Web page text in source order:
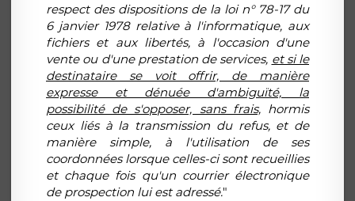
respect des dispositions de la loi n° 78-17 du
6 janvier 1978 relative à l'informatique, aux
fichiers et aux libertés, à l'occasion d'une
vente ou d'une prestation de services, et si le
destinataire se voit offrir, de manière
expresse et dénuée d'ambiguïté, la
possibilité de s'opposer, sans frais,hormis
ceux liés à la transmission du refus, et de
manière simple, à l'utilisation de ses
coordonnées lorsque celles-ci sont recueillies
et chaque fois qu'un courrier électronique
de prospection lui est adressé."